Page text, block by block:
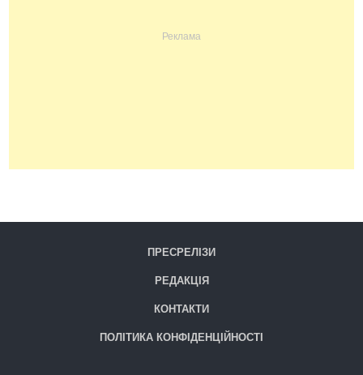
ПРЕСРЕЛІЗИ
РЕДАКЦІЯ
КОНТАКТИ
ПОЛІТИКА КОНФІДЕНЦІЙНОСТІ